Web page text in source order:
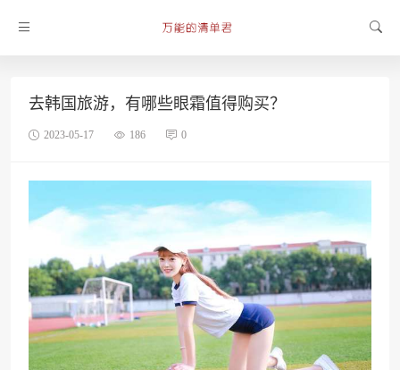
去韩国旅游，有哪些眼霜值得购买？
2023-05-17 186 0